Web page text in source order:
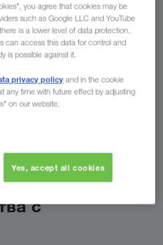
с
you agree that cookies may be
such as Google LLC and YouTube
is a lower level of data protection.
can access this data for control and
is possible against it.
privacy policy and in the cookie
any time with future effect by adjusting
on our website.
Yes, accept all cookies